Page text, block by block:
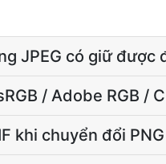
JPEG có giữ được
/ Adobe RGB /
khi chuyển đổi